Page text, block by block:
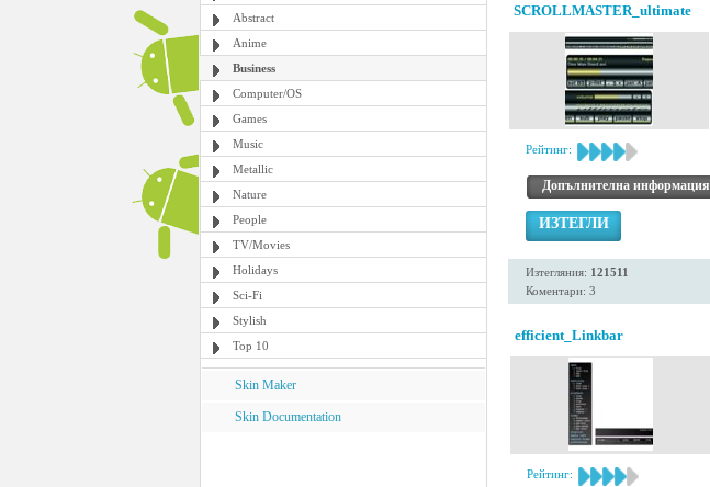
Abstract
Anime
Business
Computer/OS
Games
Music
Metallic
Nature
People
TV/Movies
Holidays
Sci-Fi
Stylish
Top 10
Skin Maker
Skin Documentation
SCROLLMASTER_ultimate
Рейтинг:
Допълнителна информация
ИЗТЕГЛИ
Изтегляния: 121511
Коментари: 3
efficient_Linkbar
Рейтинг: